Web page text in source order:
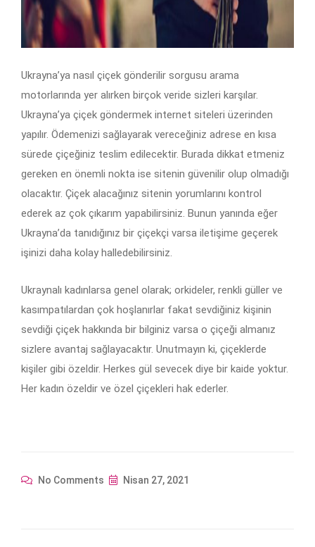
Ukrayna’ya nasıl çiçek gönderilir sorgusu arama
motorlarında yer alırken birçok veride sizleri karşılar.
Ukrayna’ya çiçek göndermek internet siteleri üzerinden
yapılır. Ödemenizi sağlayarak vereceğiniz adrese en kısa
sürede çiçeğiniz teslim edilecektir. Burada dikkat etmeniz
gereken en önemli nokta ise sitenin güvenilir olup olmadığı
olacaktır. Çiçek alacağınız sitenin yorumlarını kontrol
ederek az çok çıkarım yapabilirsiniz. Bunun yanında eğer
Ukrayna’da tanıdığınız bir çiçekçi varsa iletişime geçerek
işinizi daha kolay halledebilirsiniz.
Ukraynalı kadınlarsa genel olarak; orkideler, renkli güller ve
kasımpatılardan çok hoşlanırlar fakat sevdiğiniz kişinin
sevdiği çiçek hakkında bir bilginiz varsa o çiçeği almanız
sizlere avantaj sağlayacaktır. Unutmayın ki, çiçeklerde
kişiler gibi özeldir. Herkes gül sevecek diye bir kaide yoktur.
Her kadın özeldir ve özel çiçekleri hak ederler.
No Comments Nisan 27, 2021